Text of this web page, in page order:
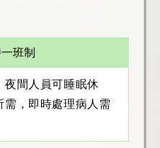
班制
夜間人員可睡眠休
需，即時處理病人需